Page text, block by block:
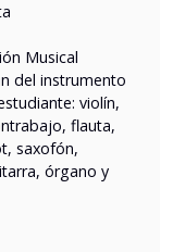
Musical
del instrumento
violín,
flauta,
saxofón,
órgano y